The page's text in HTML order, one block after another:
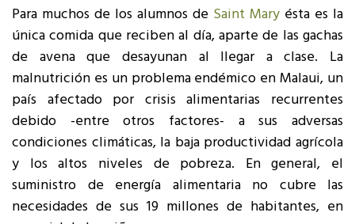
Para muchos de los alumnos de Saint Mary ésta es la
única comida que reciben al día, aparte de las gachas
de avena que desayunan al llegar a clase. La
malnutrición es un problema endémico en Malaui, un
país afectado por crisis alimentarias recurrentes
debido -entre otros factores- a sus adversas
condiciones climáticas, la baja productividad agrícola
y los altos niveles de pobreza. En general, el
suministro de energía alimentaria no cubre las
necesidades de sus 19 millones de habitantes, en